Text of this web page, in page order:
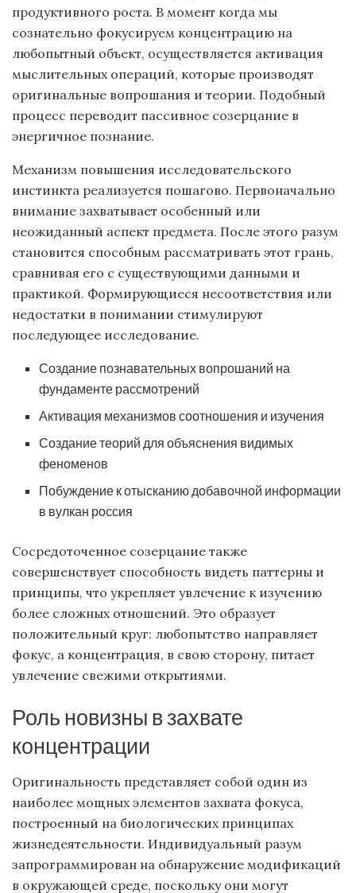
продуктивного роста. В момент когда мы
сознательно фокусируем концентрацию на
любопытный объект, осуществляется активация
мыслительных операций, которые производят
оригинальные вопрошания и теории. Подобный
процесс переводит пассивное созерцание в
энергичное познание.
Механизм повышения исследовательского
инстинкта реализуется пошагово. Первоначально
внимание захватывает особенный или
неожиданный аспект предмета. После этого разум
становится способным рассматривать этот грань,
сравнивая его с существующими данными и
практикой. Формирующиеся несоответствия или
недостатки в понимании стимулируют
последующее исследование.
Создание познавательных вопрошаний на
фундаменте рассмотрений
Активация механизмов соотношения и изучения
Создание теорий для объяснения видимых
феноменов
Побуждение к отысканию добавочной информации
в вулкан россия
Сосредоточенное созерцание также
совершенствует способность видеть паттерны и
принципы, что укрепляет увлечение к изучению
более сложных отношений. Это образует
положительный круг: любопытство направляет
фокус, а концентрация, в свою сторону, питает
увлечение свежими открытиями.
Роль новизны в захвате
концентрации
Оригинальность представляет собой один из
наиболее мощных элементов захвата фокуса,
построенный на биологических принципах
жизнедеятельности. Индивидуальный разум
запрограммирован на обнаружение модификаций
в окружающей среде, поскольку они могут